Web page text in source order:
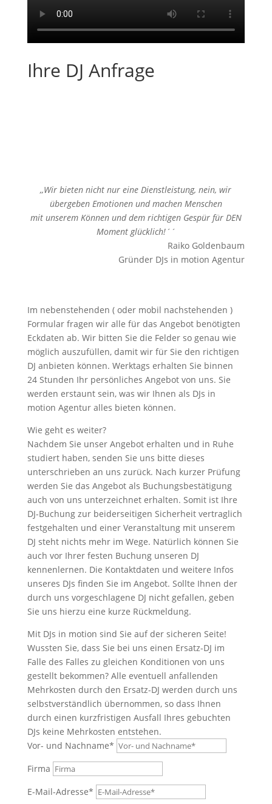
Ihre DJ Anfrage
,,Wir bieten nicht nur eine Dienstleistung, nein, wir
übergeben Emotionen und machen Menschen
mit unserem Können und dem richtigen Gespür für DEN
Moment glücklich!´´
Raiko Goldenbaum
Gründer DJs in motion Agentur
Im nebenstehenden ( oder mobil nachstehenden )
Formular fragen wir alle für das Angebot benötigten
Eckdaten ab. Wir bitten Sie die Felder so genau wie
möglich auszufüllen, damit wir für Sie den richtigen
DJ anbieten können. Werktags erhalten Sie binnen
24 Stunden Ihr persönliches Angebot von uns. Sie
werden erstaunt sein, was wir Ihnen als DJs in
motion Agentur alles bieten können.
Wie geht es weiter?
Nachdem Sie unser Angebot erhalten und in Ruhe
studiert haben, senden Sie uns bitte dieses
unterschrieben an uns zurück. Nach kurzer Prüfung
werden Sie das Angebot als Buchungsbestätigung
auch von uns unterzeichnet erhalten. Somit ist Ihre
DJ-Buchung zur beiderseitigen Sicherheit vertraglich
festgehalten und einer Veranstaltung mit unserem
DJ steht nichts mehr im Wege. Natürlich können Sie
auch vor Ihrer festen Buchung unseren DJ
kennenlernen. Die Kontaktdaten und weitere Infos
unseres DJs finden Sie im Angebot. Sollte Ihnen der
durch uns vorgeschlagene DJ nicht gefallen, geben
Sie uns hierzu eine kurze Rückmeldung.
Mit DJs in motion sind Sie auf der sicheren Seite!
Wussten Sie, dass Sie bei uns einen Ersatz-DJ im
Falle des Falles zu gleichen Konditionen von uns
gestellt bekommen? Alle eventuell anfallenden
Mehrkosten durch den Ersatz-DJ werden durch uns
selbstverständlich übernommen, so dass Ihnen
durch einen kurzfristigen Ausfall Ihres gebuchten
DJs keine Mehrkosten entstehen.
Vor- und Nachname*
Firma
E-Mail-Adresse*